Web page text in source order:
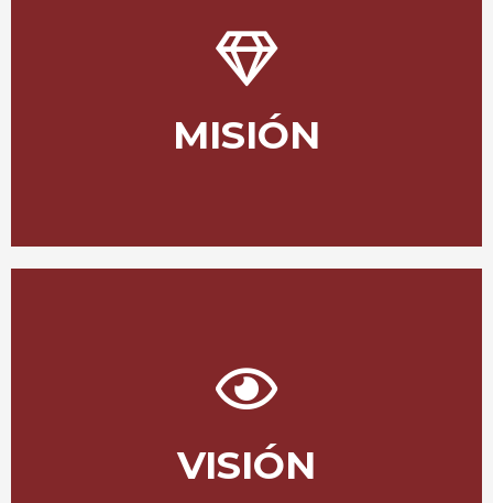
MISIÓN
ser la pionera en el servicio de trasporte de Pasajeros
al usuario, la seguridad, eficiencia y cumplimiento el
bienestar en los que conformamos esta empresa. Una
VISIÓN
transporte de pasajeros, atendiendo la demanda que
tecnología de punta, llegando cada vez a más destinos
a nivel nacional e internacional con la mejor flota y la